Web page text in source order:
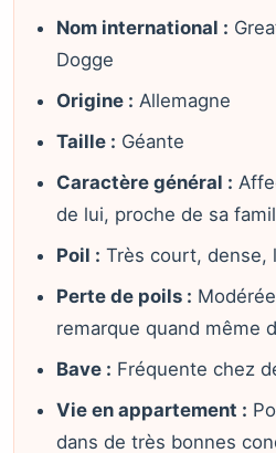
Nom international :
Dogge
Origine : Allemagne
Taille : Géante
Caractère général :
de lui, proche de sa
Poil : Très court, dense,
Perte de poils :
remarque quand même
Bave : Fréquente chez
Vie en appartement :
dans de très bonnes